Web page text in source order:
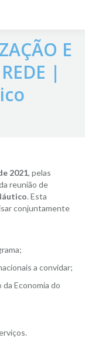
E
|
2021, pelas
reunião de
. Esta
conjuntamente
a convidar;
Economia do